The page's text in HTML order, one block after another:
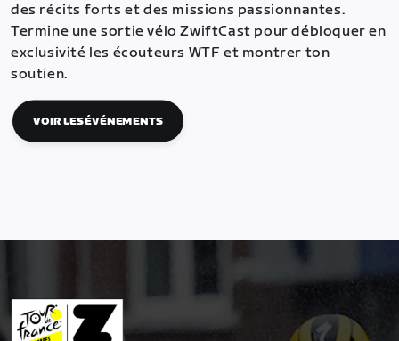
des récits forts et des missions passionnantes.
Termine une sortie vélo ZwiftCast pour débloquer en
exclusivité les écouteurs WTF et montrer ton
soutien.
VOIR LES ÉVÉNEMENTS